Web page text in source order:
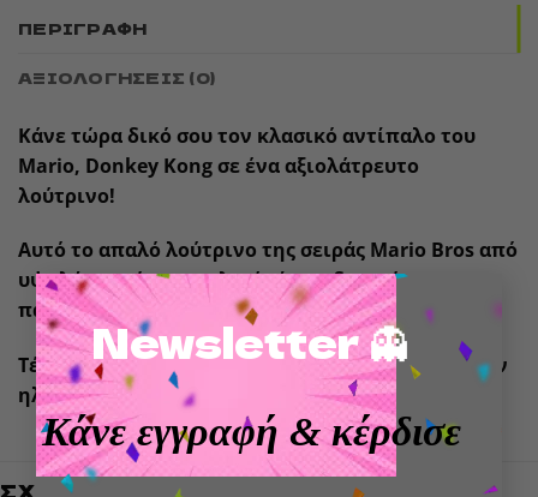
Newsletter 👻
Κάνε εγγραφή & κέρδισε
ΠΕΡΙΓΡΑΦΉ
ΑΞΙΟΛΟΓΉΣΕΙΣ (0)
Κάνε τώρα δικό σου τον κλασικό αντίπαλο του
Mario, Donkey Kong σε ένα αξιολάτρευτο
λούτρινο!
Αυτό το απαλό λούτρινο της σειράς Mario Bros από
υψηλής ποιότητας υλικά είναι ιδανικό για
παιχνίδι ή αγκαλιές.
Τέλεια επιλογή για fans των Mario Bros όλων των
ηλικιών!
ΣΧΕΤΙΚΆ ΠΡΟΪΌΝΤΑ